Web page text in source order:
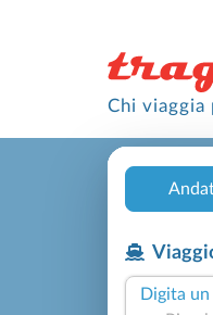
Chi viaggia
Digita